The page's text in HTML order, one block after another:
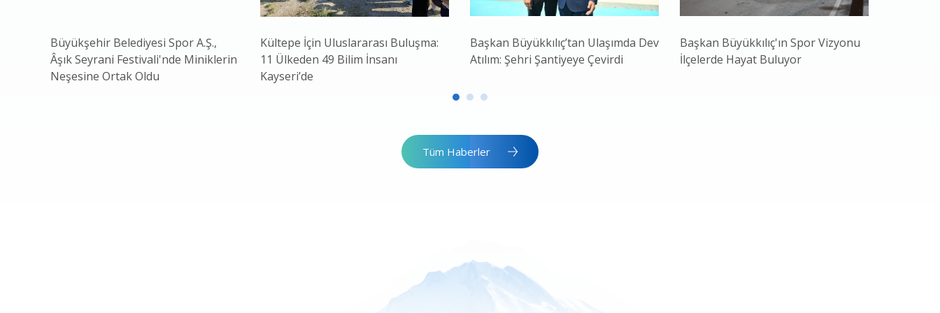
Büyükşehir Belediyesi Spor A.Ş.,
Âşık Seyrani Festivali'nde Miniklerin
Neşesine Ortak Oldu
Kültepe İçin Uluslararası Buluşma:
11 Ülkeden 49 Bilim İnsanı
Kayseri’de
Başkan Büyükkılıç’tan Ulaşımda Dev
Atılım: Şehri Şantiyeye Çevirdi
Başkan Büyükkılıç'ın Spor Vizyonu
İlçelerde Hayat Buluyor
Tüm Haberler